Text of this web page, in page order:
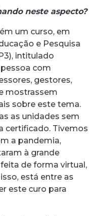
neste aspecto?
um curso, em
e Pesquisa
intitulado
com
gestores,
mostrassem
sobre este tema.
as unidades sem
certificado. Tivemos
a pandemia,
à grande
de forma virtual,
está entre as
este curo para